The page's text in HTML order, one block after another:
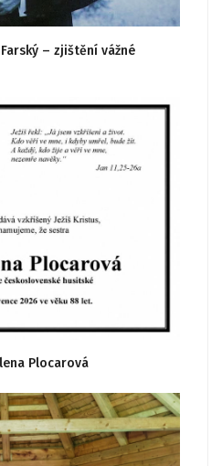
– zjištění vážné
Plocarová